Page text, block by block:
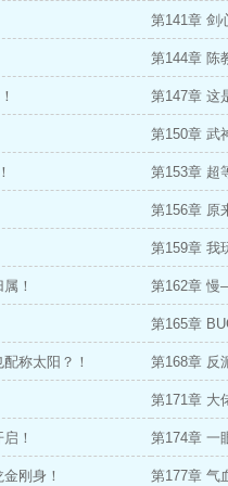
第141章 剑
第144章 陈
第147章 这
第150章 武
第153章 超
第156章 原
第159章 我
！ 第162章
第165章
称太阳？！ 第168章 反
第171章 大
！ 第174章 一
刚身！ 第177章 气